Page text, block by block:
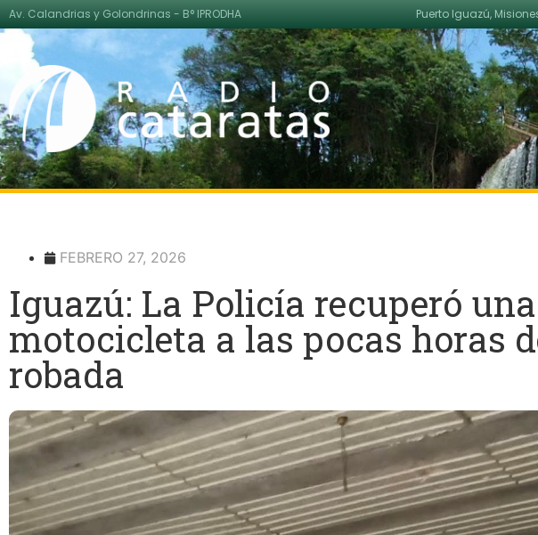
Av. Calandrias y Golondrinas - B° IPRODHA Puerto Iguazú,
FEBRERO 27, 2026
Iguazú: La Policía recuperó una
motocicleta a las pocas horas
robada